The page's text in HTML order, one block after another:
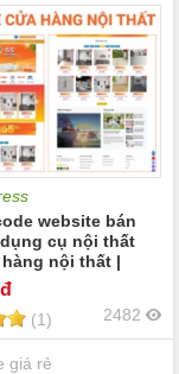
website bán
cụ nội thất
nội thất |
nội thất đại lý
liệu nội thất và
thất công trình
(1) 2482
giá rẻ